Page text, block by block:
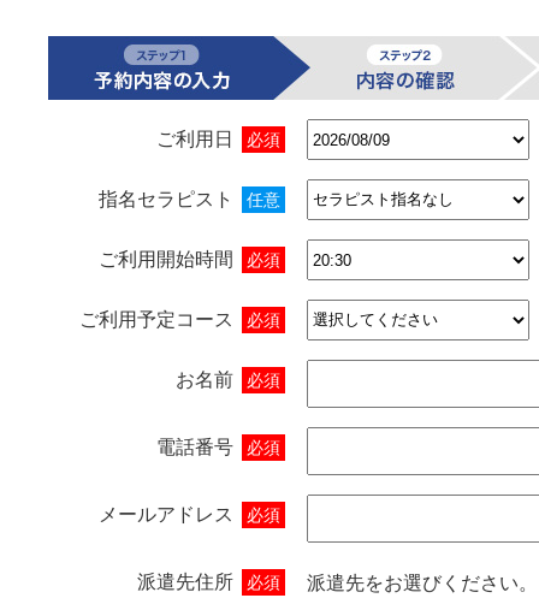
ご利用日 必須
指名セラピスト 任意
ご利用開始時間 必須
ご利用予定コース 必須
お名前 必須
電話番号 必須
メールアドレス 必須
派遣先住所 必須 派遣先をお選びください。